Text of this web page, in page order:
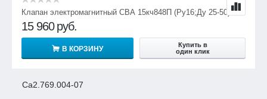
85-355
Са2.769.004-07
Клапан электромагнитный СВА 15кч848П (Ру16;Ду 25-50)
15 960 руб.
В КОРЗИНУ
Купить в
один клик